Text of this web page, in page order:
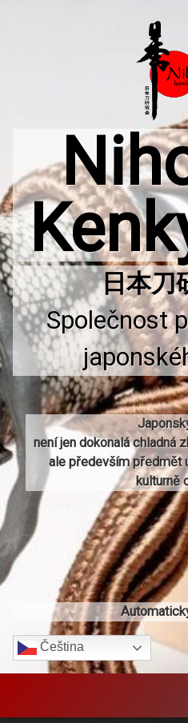
Společnost
není jen dokonalá chladná
ale především předmět
kulturně
Čeština‎